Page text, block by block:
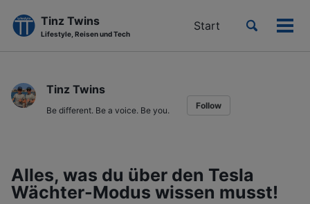
primary
navigation
content
footer
Tinz Twins
Lifestyle, Reisen und Tech
Start
Toggle
Tinz Twins
Be different. Be a voice. Be you. Follow
Alles, was du über den Tesla
Wächter-Modus wissen musst!